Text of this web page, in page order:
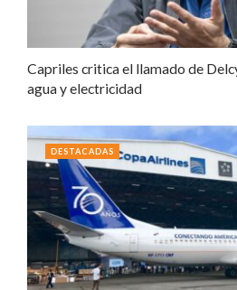
Capriles critica el llamado de
agua y electricidad
DESTACADAS